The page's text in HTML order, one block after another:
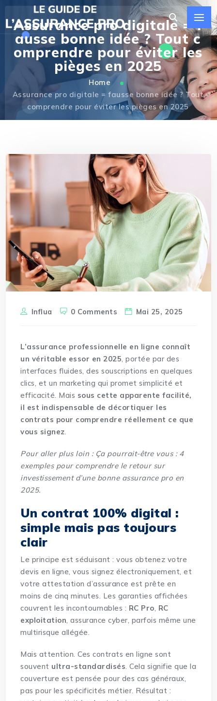
Assurance pro digitale = f
ausse bonne idée ? Tout c
omprendre pour éviter les
pièges en 2025
Home
Assurance pro digitale = fausse bonne idée ? Tout
comprendre pour éviter les pièges en 2025
Influa 0 Comments Mai 25, 2025
L’assurance professionnelle en ligne connaît
un véritable essor en 2025, portée par des
interfaces fluides, des souscriptions en quelques
clics, et un marketing qui promet simplicité et
efficacité. Mais sous cette apparente facilité,
il est indispensable de décortiquer les
contrats pour comprendre réellement ce que
vous signez.
Pour aller plus loin : Ça pourrait-être vous : 4
exemples pour comprendre le retour sur
investissement d’une bonne assurance pro en
2025.
Un contrat 100% digital :
simple mais pas toujours
clair
Le principe est séduisant : vous obtenez votre
devis en ligne, vous signez électroniquement, et
votre attestation d’assurance est prête en
moins de cinq minutes. Les garanties affichées
couvrent les incontournables : RC Pro, RC
exploitation, assurance cyber, parfois même une
multirisque allégée.
Mais attention. Ces contrats en ligne sont
souvent ultra-standardisés. Cela signifie que la
couverture est pensée pour des cas généraux,
pas pour les spécificités métier. Résultat :